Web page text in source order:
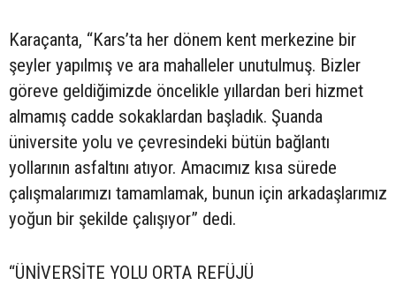
Karaçanta, “Kars’ta her dönem kent merkezine bir
şeyler yapılmış ve ara mahalleler unutulmuş. Bizler
göreve geldiğimizde öncelikle yıllardan beri hizmet
almamış cadde sokaklardan başladık. Şuanda
üniversite yolu ve çevresindeki bütün bağlantı
yollarının asfaltını atıyor. Amacımız kısa sürede
çalışmalarımızı tamamlamak, bunun için arkadaşlarımız
yoğun bir şekilde çalışıyor” dedi.
“ÜNİVERSİTE YOLU ORTA REFÜJÜ